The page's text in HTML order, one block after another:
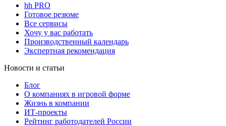
hh PRO
Готовое резюме
Все сервисы
Хочу у вас работать
Производственный календарь
Экспертная рекомендация
Новости и статьи
Блог
О компаниях в игровой форме
Жизнь в компании
ИТ-проекты
Рейтинг работодателей России